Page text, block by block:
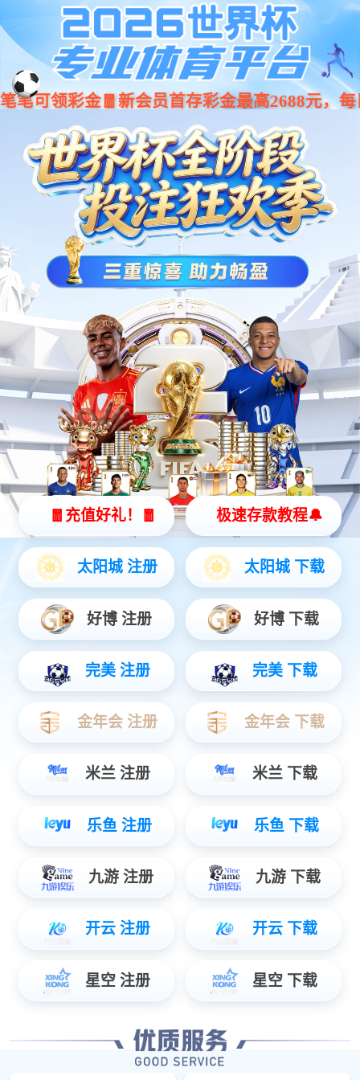
jiuyou.com·(中国区)官方网站
股票
代码 001266
车身类
BCM控制器
保险丝继电器盒